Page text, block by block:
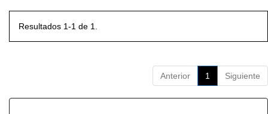
Resultados 1-1 de 1.
Anterior 1 Siguiente